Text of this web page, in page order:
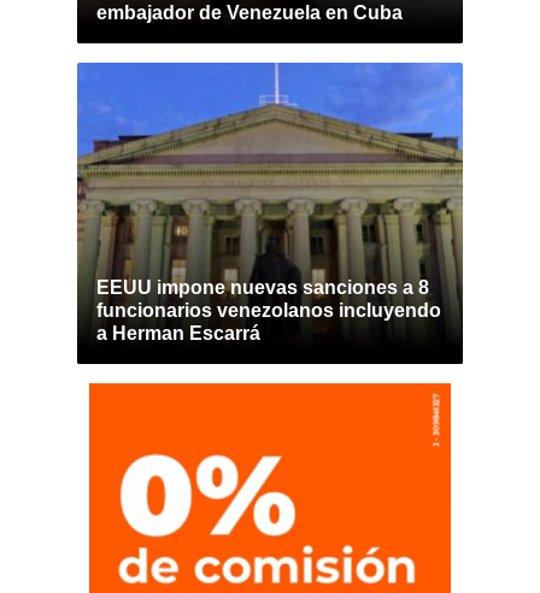
embajador de Venezuela en Cuba
EEUU impone nuevas sanciones a 8
funcionarios venezolanos incluyendo
a Herman Escarrá